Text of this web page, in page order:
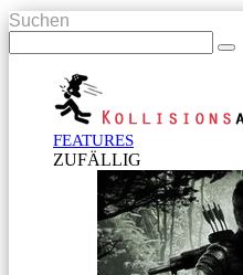
Suchen
FEATURES
ZUFÄLLIG